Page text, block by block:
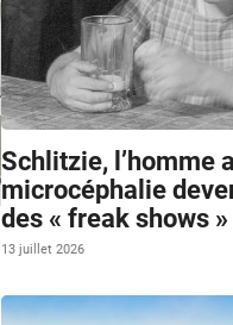
Schlitzie, l’homme
microcéphalie
des « freak shows »
13 juillet 2026